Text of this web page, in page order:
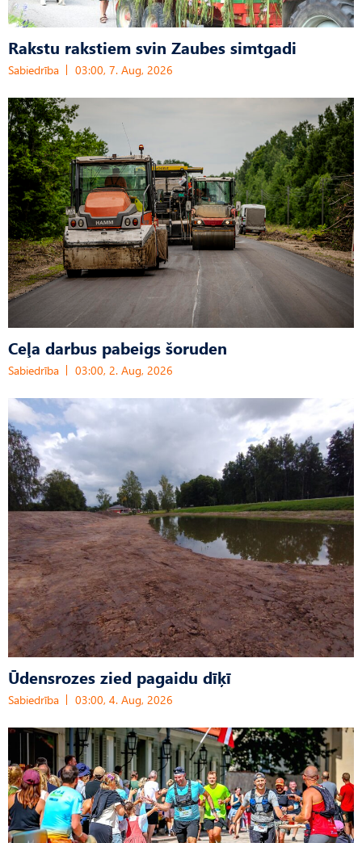
Rakstu rakstiem svin Zaubes simtgadi
Sabiedrība 03:00, 7. Aug, 2026
Ceļa darbus pabeigs šoruden
Sabiedrība 03:00, 2. Aug, 2026
Ūdensrozes zied pagaidu dīķī
Sabiedrība 03:00, 4. Aug, 2026